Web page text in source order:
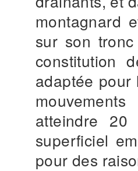
montagnard
sur son
constitution
adaptée
atteindre
superficiel
pour des